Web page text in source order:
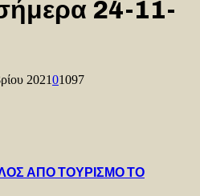
24-11-
202101097
ΑΠΟ ΤΟΥΡΙΣΜΟ ΤΟ